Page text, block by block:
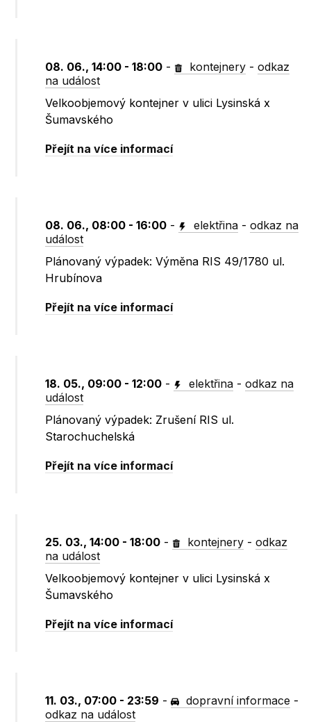
08. 06., 14:00 - 18:00 - kontejnery -odkaz
na událost
Velkoobjemový kontejner v ulici Lysinská x
Šumavského
Přejít na více informací
08. 06., 08:00 - 16:00 - elektřina -odkaz na
událost
Plánovaný výpadek: Výměna RIS 49/1780 ul.
Hrubínova
Přejít na více informací
18. 05., 09:00 - 12:00 - elektřina -odkaz na
událost
Plánovaný výpadek: Zrušení RIS ul.
Starochuchelská
Přejít na více informací
25. 03., 14:00 - 18:00 - kontejnery -odkaz
na událost
Velkoobjemový kontejner v ulici Lysinská x
Šumavského
Přejít na více informací
11. 03., 07:00 - 23:59 - dopravní informace -
odkaz na událost